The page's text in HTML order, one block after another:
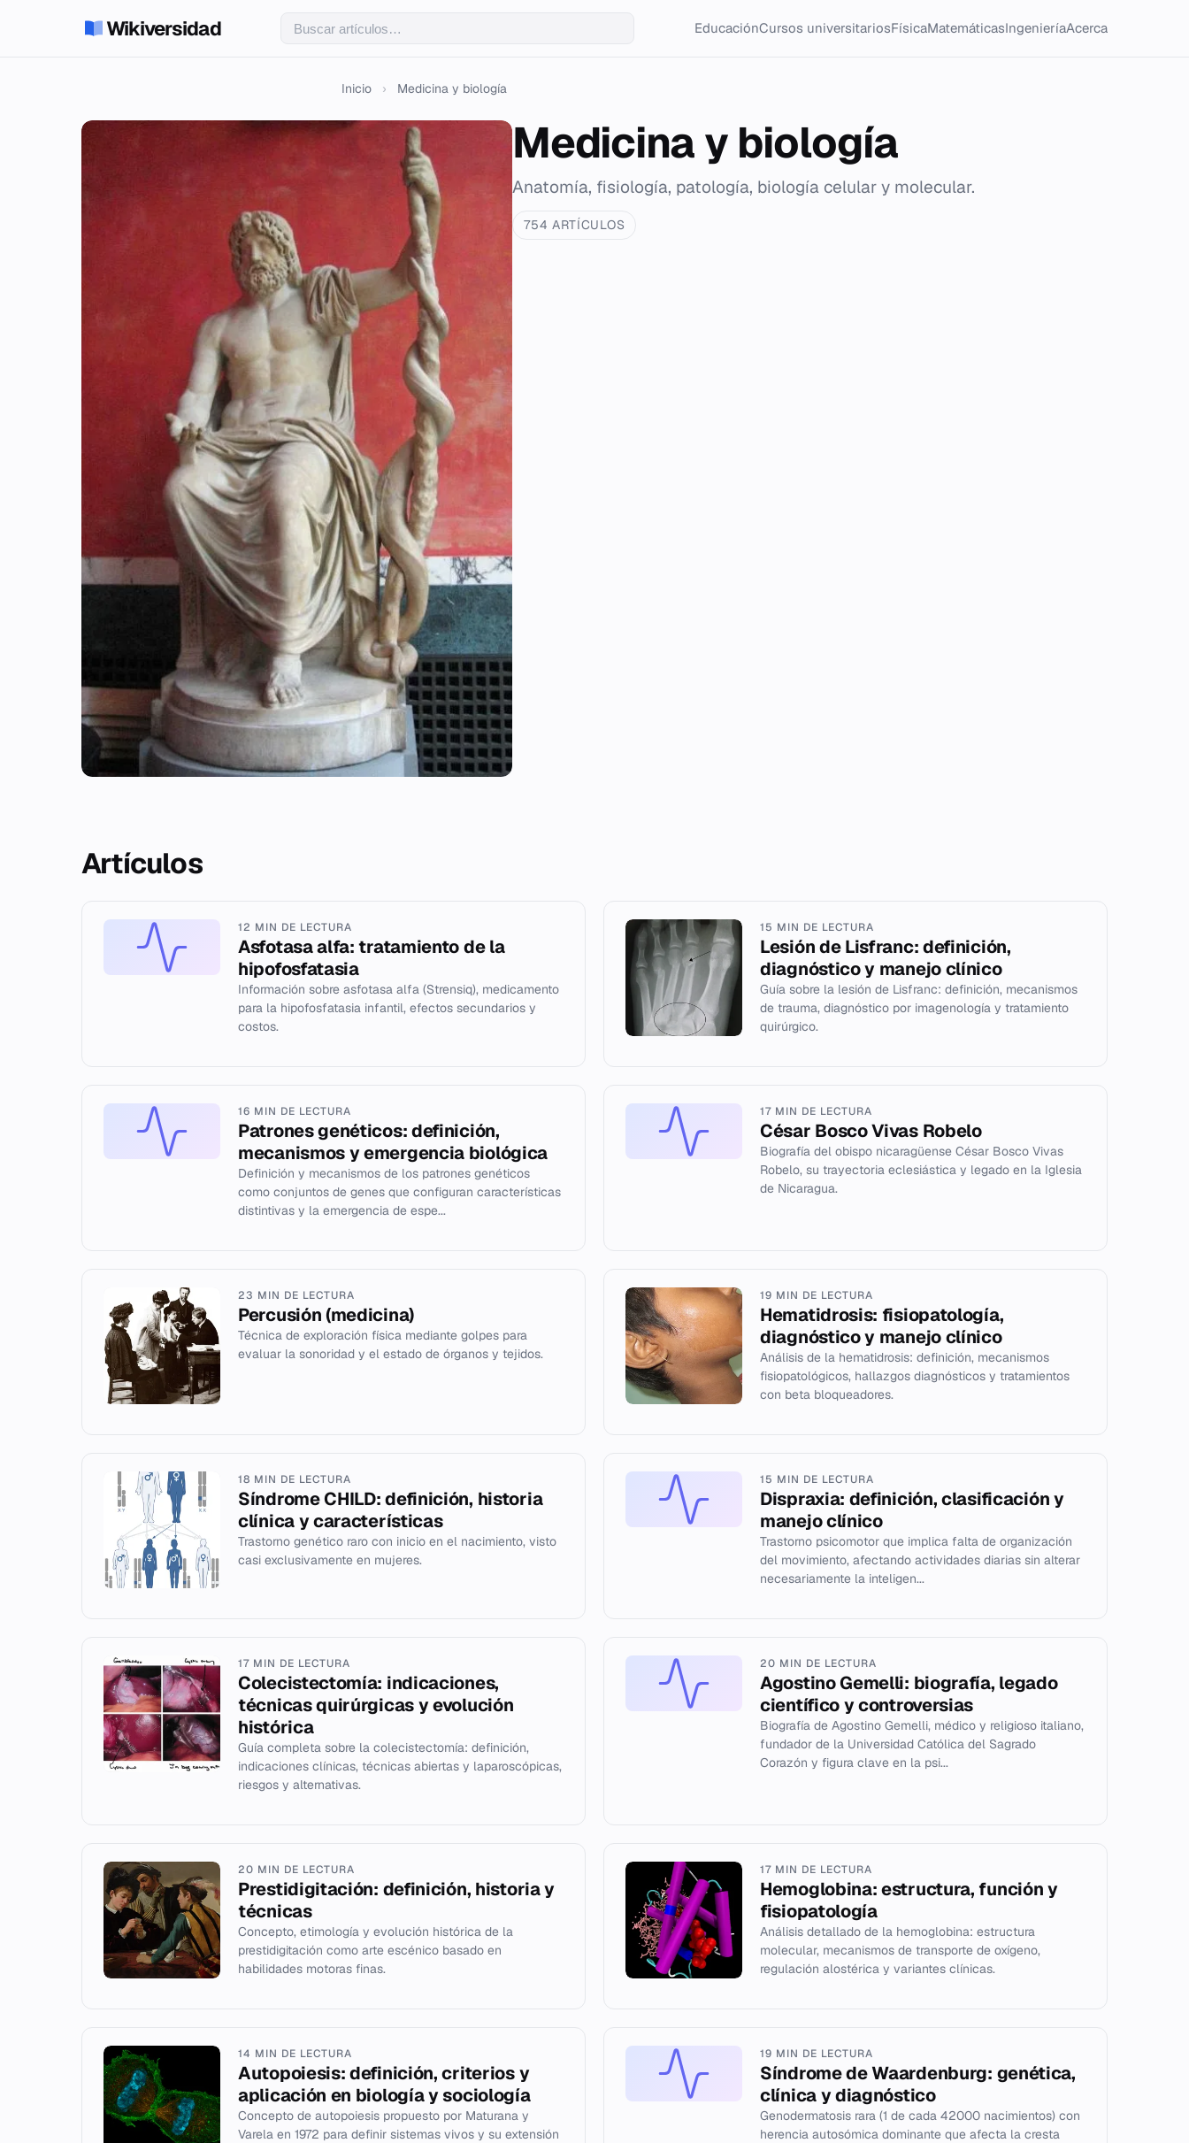
Wikiversidad EducaciónCursos universitariosFísicaMatemáticasIngenieríaAcerca
Inicio › Medicina y biología
Medicina y biología
Anatomía, fisiología, patología, biología celular y molecular.
754 ARTÍCULOS
Artículos
12 MIN DE LECTURA
Asfotasa alfa: tratamiento de la
hipofosfatasia
Información sobre asfotasa alfa (Strensiq), medicamento
para la hipofosfatasia infantil, efectos secundarios y
costos.
15 MIN DE LECTURA
Lesión de Lisfranc: definición,
diagnóstico y manejo clínico
Guía sobre la lesión de Lisfranc: definición, mecanismos
de trauma, diagnóstico por imagenología y tratamiento
quirúrgico.
16 MIN DE LECTURA
Patrones genéticos: definición,
mecanismos y emergencia biológica
Definición y mecanismos de los patrones genéticos
como conjuntos de genes que configuran características
distintivas y la emergencia de espe...
17 MIN DE LECTURA
César Bosco Vivas Robelo
Biografía del obispo nicaragüense César Bosco Vivas
Robelo, su trayectoria eclesiástica y legado en la Iglesia
de Nicaragua.
23 MIN DE LECTURA
Percusión (medicina)
Técnica de exploración física mediante golpes para
evaluar la sonoridad y el estado de órganos y tejidos.
19 MIN DE LECTURA
Hematidrosis: fisiopatología,
diagnóstico y manejo clínico
Análisis de la hematidrosis: definición, mecanismos
fisiopatológicos, hallazgos diagnósticos y tratamientos
con beta bloqueadores.
18 MIN DE LECTURA
Síndrome CHILD: definición, historia
clínica y características
Trastorno genético raro con inicio en el nacimiento, visto
casi exclusivamente en mujeres.
15 MIN DE LECTURA
Dispraxia: definición, clasificación y
manejo clínico
Trastorno psicomotor que implica falta de organización
del movimiento, afectando actividades diarias sin alterar
necesariamente la inteligen...
17 MIN DE LECTURA
Colecistectomía: indicaciones,
técnicas quirúrgicas y evolución
histórica
Guía completa sobre la colecistectomía: definición,
indicaciones clínicas, técnicas abiertas y laparoscópicas,
riesgos y alternativas.
20 MIN DE LECTURA
Agostino Gemelli: biografía, legado
científico y controversias
Biografía de Agostino Gemelli, médico y religioso italiano,
fundador de la Universidad Católica del Sagrado
Corazón y figura clave en la psi...
20 MIN DE LECTURA
Prestidigitación: definición, historia y
técnicas
Concepto, etimología y evolución histórica de la
prestidigitación como arte escénico basado en
habilidades motoras finas.
17 MIN DE LECTURA
Hemoglobina: estructura, función y
fisiopatología
Análisis detallado de la hemoglobina: estructura
molecular, mecanismos de transporte de oxígeno,
regulación alostérica y variantes clínicas.
14 MIN DE LECTURA
Autopoiesis: definición, criterios y
aplicación en biología y sociología
Concepto de autopoiesis propuesto por Maturana y
Varela en 1972 para definir sistemas vivos y su extensión
19 MIN DE LECTURA
Síndrome de Waardenburg: genética,
clínica y diagnóstico
Genodermatosis rara (1 de cada 42000 nacimientos) con
herencia autosómica dominante que afecta la cresta